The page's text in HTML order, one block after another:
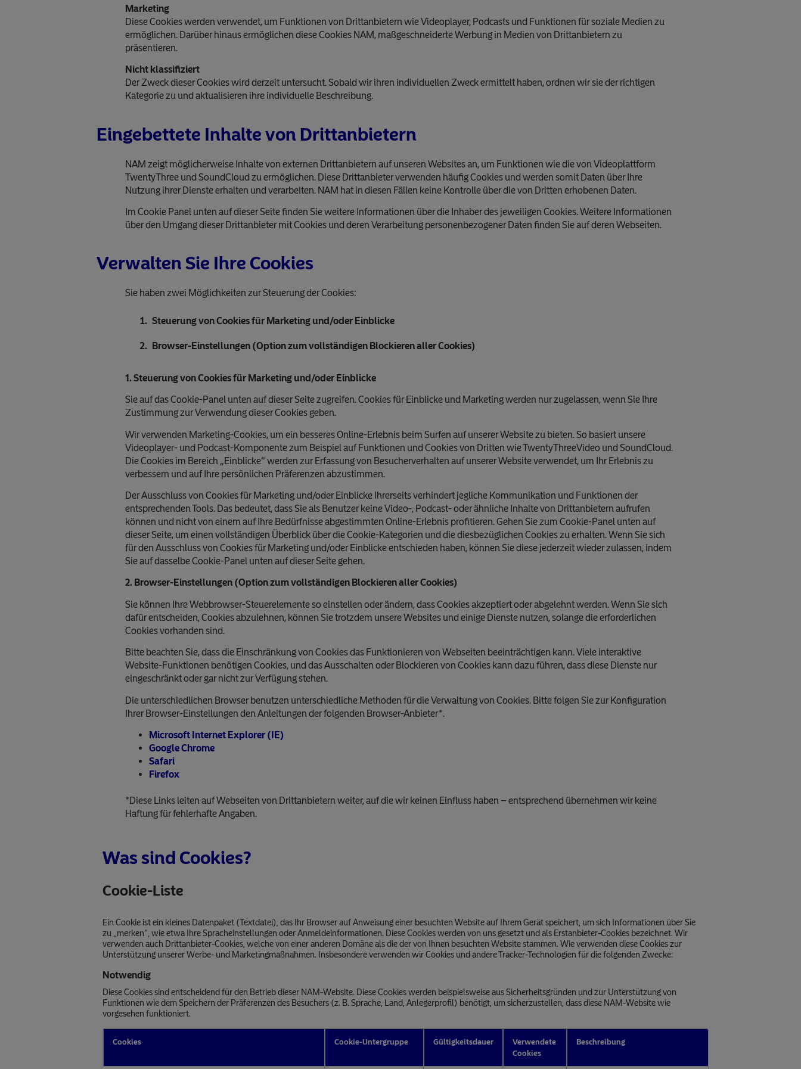
Marketing
Diese Cookies werden verwendet, um Funktionen von Drittanbietern wie Videoplayer, Podcasts und Funktionen für soziale Medien zu
ermöglichen. Darüber hinaus ermöglichen diese Cookies NAM, maßgeschneiderte Werbung in Medien von Drittanbietern zu
präsentieren.
Nicht klassifiziert
Der Zweck dieser Cookies wird derzeit untersucht. Sobald wir ihren individuellen Zweck ermittelt haben, ordnen wir sie der richtigen
Kategorie zu und aktualisieren ihre individuelle Beschreibung.
Eingebettete Inhalte von Drittanbietern
NAM zeigt möglicherweise Inhalte von externen Drittanbietern auf unseren Websites an, um Funktionen wie die von Videoplattform
TwentyThree und SoundCloud zu ermöglichen. Diese Drittanbieter verwenden häufig Cookies und werden somit Daten über Ihre
Nutzung ihrer Dienste erhalten und verarbeiten. NAM hat in diesen Fällen keine Kontrolle über die von Dritten erhobenen Daten.
Im Cookie Panel unten auf dieser Seite finden Sie weitere Informationen über die Inhaber des jeweiligen Cookies. Weitere Informationen
über den Umgang dieser Drittanbieter mit Cookies und deren Verarbeitung personenbezogener Daten finden Sie auf deren Webseiten.
Verwalten Sie Ihre Cookies
Sie haben zwei Möglichkeiten zur Steuerung der Cookies:
Steuerung von Cookies für Marketing und/oder Einblicke
Browser-Einstellungen (Option zum vollständigen Blockieren aller Cookies)
1. Steuerung von Cookies für Marketing und/oder Einblicke
Sie auf das Cookie-Panel unten auf dieser Seite zugreifen. Cookies für Einblicke und Marketing werden nur zugelassen, wenn Sie Ihre
Zustimmung zur Verwendung dieser Cookies geben.
Wir verwenden Marketing-Cookies, um ein besseres Online-Erlebnis beim Surfen auf unserer Website zu bieten. So basiert unsere
Videoplayer- und Podcast-Komponente zum Beispiel auf Funktionen und Cookies von Dritten wie TwentyThreeVideo und SoundCloud.
Die Cookies im Bereich „Einblicke“ werden zur Erfassung von Besucherverhalten auf unserer Website verwendet, um Ihr Erlebnis zu
verbessern und auf Ihre persönlichen Präferenzen abzustimmen.
Der Ausschluss von Cookies für Marketing und/oder Einblicke Ihrerseits verhindert jegliche Kommunikation und Funktionen der
entsprechenden Tools. Das bedeutet, dass Sie als Benutzer keine Video-, Podcast- oder ähnliche Inhalte von Drittanbietern aufrufen
können und nicht von einem auf Ihre Bedürfnisse abgestimmten Online-Erlebnis profitieren. Gehen Sie zum Cookie-Panel unten auf
dieser Seite, um einen vollständigen Überblick über die Cookie-Kategorien und die diesbezüglichen Cookies zu erhalten. Wenn Sie sich
für den Ausschluss von Cookies für Marketing und/oder Einblicke entschieden haben, können Sie diese jederzeit wieder zulassen, indem
Sie auf dasselbe Cookie-Panel unten auf dieser Seite gehen.
2. Browser-Einstellungen (Option zum vollständigen Blockieren aller Cookies)
Sie können Ihre Webbrowser-Steuerelemente so einstellen oder ändern, dass Cookies akzeptiert oder abgelehnt werden. Wenn Sie sich
dafür entscheiden, Cookies abzulehnen, können Sie trotzdem unsere Websites und einige Dienste nutzen, solange die erforderlichen
Cookies vorhanden sind.
Bitte beachten Sie, dass die Einschränkung von Cookies das Funktionieren von Webseiten beeinträchtigen kann. Viele interaktive
Website-Funktionen benötigen Cookies, und das Ausschalten oder Blockieren von Cookies kann dazu führen, dass diese Dienste nur
eingeschränkt oder gar nicht zur Verfügung stehen.
Die unterschiedlichen Browser benutzen unterschiedliche Methoden für die Verwaltung von Cookies. Bitte folgen Sie zur Konfiguration
Ihrer Browser-Einstellungen den Anleitungen der folgenden Browser-Anbieter*.
Microsoft Internet Explorer (IE)
Google Chrome
Safari
Firefox
*Diese Links leiten auf Webseiten von Drittanbietern weiter, auf die wir keinen Einfluss haben – entsprechend übernehmen wir keine
Haftung für fehlerhafte Angaben.
Was sind Cookies?
Cookie-Liste
Ein Cookie ist ein kleines Datenpaket (Textdatei), das Ihr Browser auf Anweisung einer besuchten Website auf Ihrem Gerät speichert, um sich Informationen über Sie
zu „merken“, wie etwa Ihre Spracheinstellungen oder Anmeldeinformationen. Diese Cookies werden von uns gesetzt und als Erstanbieter-Cookies bezeichnet. Wir
verwenden auch Drittanbieter-Cookies, welche von einer anderen Domäne als die der von Ihnen besuchten Website stammen. Wie verwenden diese Cookies zur
Unterstützung unserer Werbe- und Marketingmaßnahmen. Insbesondere verwenden wir Cookies und andere Tracker-Technologien für die folgenden Zwecke:
Notwendig
Diese Cookies sind entscheidend für den Betrieb dieser NAM-Website. Diese Cookies werden beispielsweise aus Sicherheitsgründen und zur Unterstützung von
Funktionen wie dem Speichern der Präferenzen des Besuchers (z. B. Sprache, Land, Anlegerprofil) benötigt, um sicherzustellen, dass diese NAM-Website wie
vorgesehen funktioniert.
Cookies Cookie-Untergruppe Gültigkeitsdauer
Verwendete
Cookies
Beschreibung